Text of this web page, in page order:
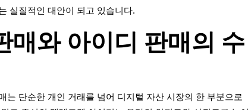
실질적인 대안이 되고 있습니다.
매와 아이디 판매의 수
는 단순한 개인 거래를 넘어 디지털 자산 시장의 한 부분으로